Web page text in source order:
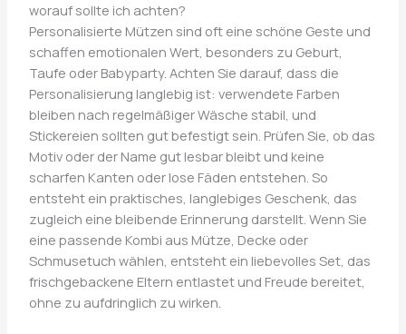
worauf sollte ich achten?
Personalisierte Mützen sind oft eine schöne Geste und
schaffen emotionalen Wert, besonders zu Geburt,
Taufe oder Babyparty. Achten Sie darauf, dass die
Personalisierung langlebig ist: verwendete Farben
bleiben nach regelmäßiger Wäsche stabil, und
Stickereien sollten gut befestigt sein. Prüfen Sie, ob das
Motiv oder der Name gut lesbar bleibt und keine
scharfen Kanten oder lose Fäden entstehen. So
entsteht ein praktisches, langlebiges Geschenk, das
zugleich eine bleibende Erinnerung darstellt. Wenn Sie
eine passende Kombi aus Mütze, Decke oder
Schmusetuch wählen, entsteht ein liebevolles Set, das
frischgebackene Eltern entlastet und Freude bereitet,
ohne zu aufdringlich zu wirken.